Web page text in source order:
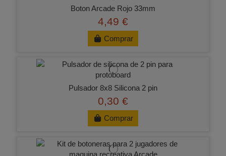
Boton Arcade Rojo 33mm
4,49 €
Comprar
Pulsador 8x8 Silicona 2 pin
0,30 €
Comprar